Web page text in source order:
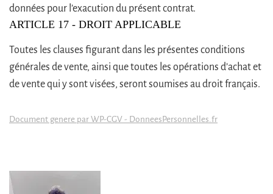
données pour l’exacution du présent contrat.
ARTICLE 17 - DROIT APPLICABLE
Toutes les clauses figurant dans les présentes conditions
générales de vente, ainsi que toutes les opérations d’achat et
de vente qui y sont visées, seront soumises au droit français.
Document genere par WP-CGV - DonneesPersonnelles.fr